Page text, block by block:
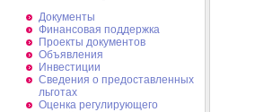
Документы
Финансовая поддержка
Проекты документов
Объявления
Инвестиции
Сведения о предоставленных
льготах
Оценка регулирующего